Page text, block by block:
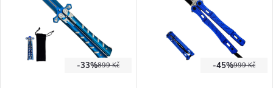
899 Kč
-33% 999 Kč
-45%